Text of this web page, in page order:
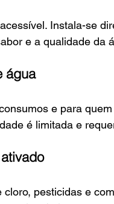
Instala-se
e a qualidade da
água
e para
é limitada e
cloro, pesticidas e